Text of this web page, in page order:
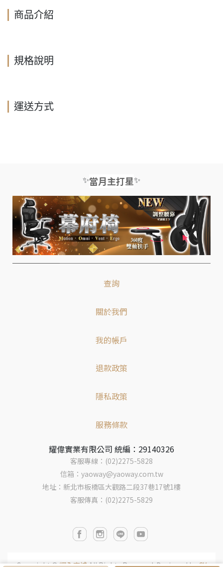
商品介紹
規格說明
運送方式
✨當月主打星✨
查詢
關於我們
我的帳戶
退款政策
隱私政策
服務條款
耀偉實業有限公司 統編：29140326
客服專線：(02)2275-5828
信箱：yaoway@yaoway.com.tw
地址：新北市板橋區大觀路二段37巷17號1樓
客服傳真：(02)2275-5829
Copyright ©耀全商城All Rights Reserved.Designed byCY